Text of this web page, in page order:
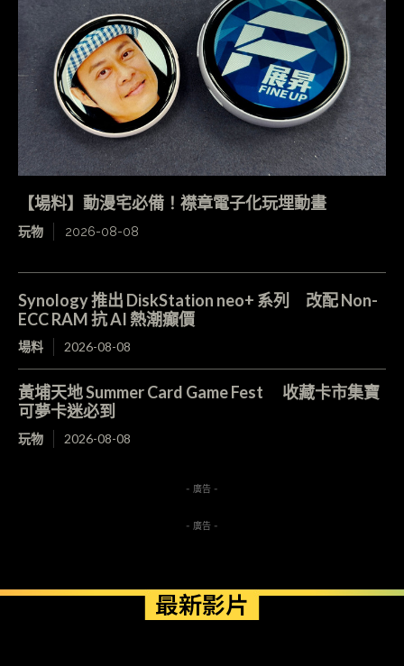
【場料】動漫宅必備！襟章電子化玩埋動畫
玩物 2026-08-08
Synology 推出 DiskStation neo+ 系列 改配 Non-
ECC RAM 抗 AI 熱潮癲價
場料 2026-08-08
黃埔天地 Summer Card Game Fest 收藏卡市集寶
可夢卡迷必到
玩物 2026-08-08
- 廣告 -
- 廣告 -
最新影片